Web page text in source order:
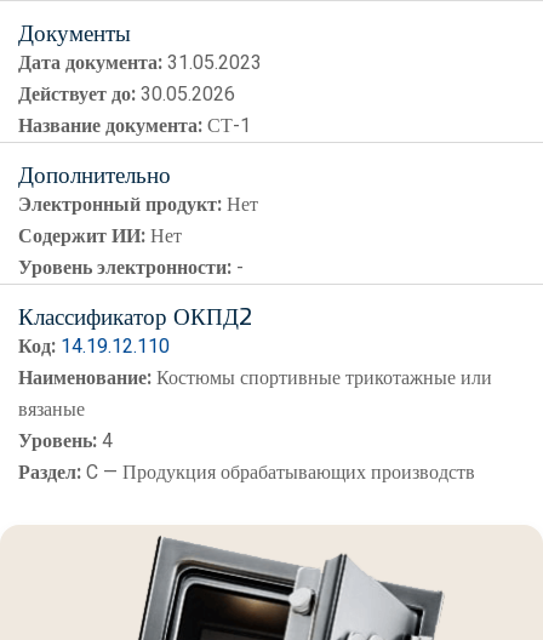
Документы
Дата документа:31.05.2023
Действует до:30.05.2026
Название документа:СТ-1
Дополнительно
Электронный продукт:Нет
Содержит ИИ:Нет
Уровень электронности: -
Классификатор ОКПД2
Код: 14.19.12.110
Наименование:Костюмы спортивные трикотажные или
вязаные
Уровень:4
Раздел:C — Продукция обрабатывающих производств